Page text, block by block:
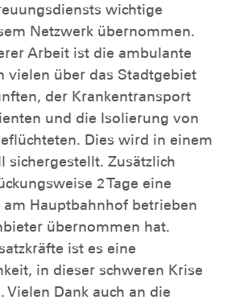
wichtige
Netzwerk übernommen.
Arbeit ist die ambulante
vielen über das Stadtgebiet
der Krankentransport
und die Isolierung von
Dies wird in einem
sichergestellt. Zusätzlich
2 Tage eine
Hauptbahnhof betrieben
übernommen hat.
ist es eine
in dieser schweren Krise
Vielen Dank auch an die